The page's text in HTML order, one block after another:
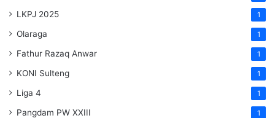
LKPJ 2025 1
Olaraga 1
Fathur Razaq Anwar 1
KONI Sulteng 1
Liga 4 1
Pangdam PW XXIII 1